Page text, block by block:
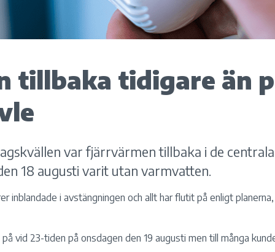
tillbaka tidigare än
var fjärrvärmen tillbaka i de
18 augusti varit utan varmvatten.
inblandade i avstängningen och allt har flutit på enligt
vid 23-tiden på onsdagen den 19 augusti men till många